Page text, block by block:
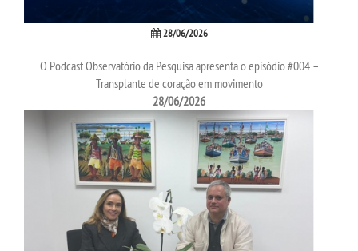
28/06/2026
O Podcast Observatório da Pesquisa apresenta o episódio #004 –
Transplante de coração em movimento
28/06/2026